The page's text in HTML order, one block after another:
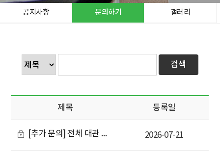
공지사항 문의하기 갤러리
제목 등록일
[추가 문의] 전체 대관 관련 답변완료2026-07-21